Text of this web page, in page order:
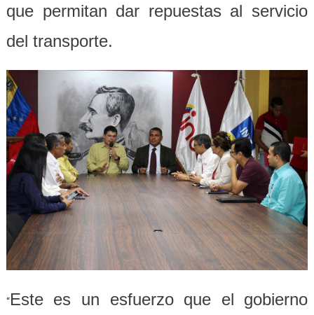
que permitan dar repuestas al servicio
del transporte.
“Este es un esfuerzo que el gobierno